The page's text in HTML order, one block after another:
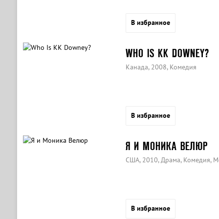
В избранное
WHO IS KK DOWNEY?
Канада, 2008, Комедия
В избранное
Я И МОНИКА ВЕЛЮР
США, 2010, Драма, Комедия,
В избранное